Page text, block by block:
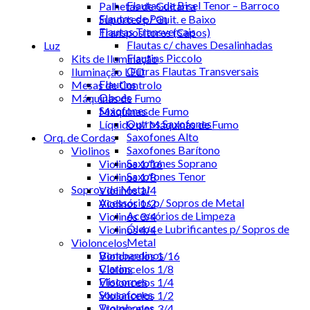
Flautas de Bisel Tenor – Barroco
Flautas de Pan
Flautas Transversais
Flautas c/ chaves Desalinhadas
Flautins Piccolo
Outras Flautas Transversais
Flautins
Oboés
Saxofones
Outros Saxofones
Saxofones Alto
Saxofones Barítono
Saxofones Soprano
Saxofones Tenor
Sopros de Metal
Acessórios p/ Sopros de Metal
Acessórios de Limpeza
Óleos e Lubrificantes p/ Sopros de
Metal
Bombardinos
Clarins
Fliscornes
Sousafones
Palhetas de Guitarra
Suportes p/ Guit. e Baixo
Transpositores (Capos)
Luz
Kits de Iluminação
Iluminação LED
Mesas de Controlo
Máquinas de Fumo
Máquinas de Fumo
Líquido p/ Máquinas de Fumo
Orq. de Cordas
Violinos
Violinos 1/16
Violinos 1/8
Violinos 1/4
Violinos 1/2
Violinos 3/4
Violinos 4/4
Violoncelos
Violoncelos 1/16
Violoncelos 1/8
Violoncelos 1/4
Violoncelos 1/2